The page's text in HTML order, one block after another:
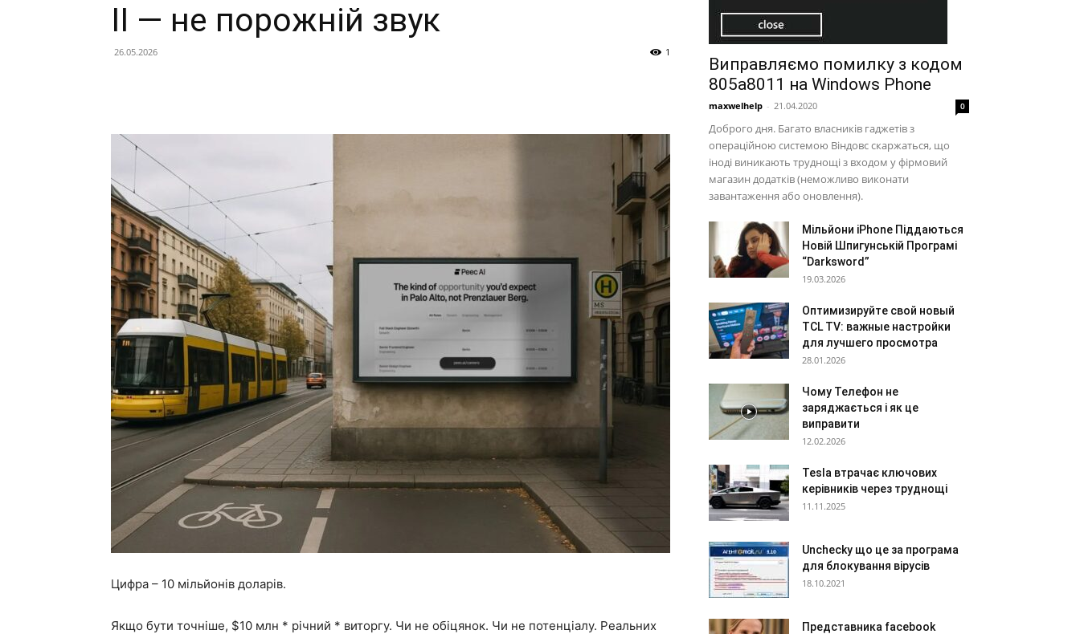
ІІ — не порожній звук
26.05.2026 1
Цифра – 10 мільйонів доларів.
Якщо бути точніше, $10 млн * річний * виторгу. Чи не обіцянок. Чи не потенціалу. Реальних
Виправляємо помилку з кодом
805a8011 на Windows Phone
maxwelhelp - 21.04.2020 0
Доброго дня. Багато власників гаджетів з
операційною системою Віндовс скаржаться, що
іноді виникають труднощі з входом у фірмовий
магазин додатків (неможливо виконати
завантаження або оновлення).
Мільйони iPhone Піддаються
Новій Шпигунській Програмі
“Darksword”
19.03.2026
Оптимизируйте свой новый
TCL TV: важные настройки
для лучшего просмотра
28.01.2026
Чому Телефон не
заряджається і як це
виправити
12.02.2026
Tesla втрачає ключових
керівників через труднощі
11.11.2025
Unchecky що це за програма
для блокування вірусів
18.10.2021
Представника facebook